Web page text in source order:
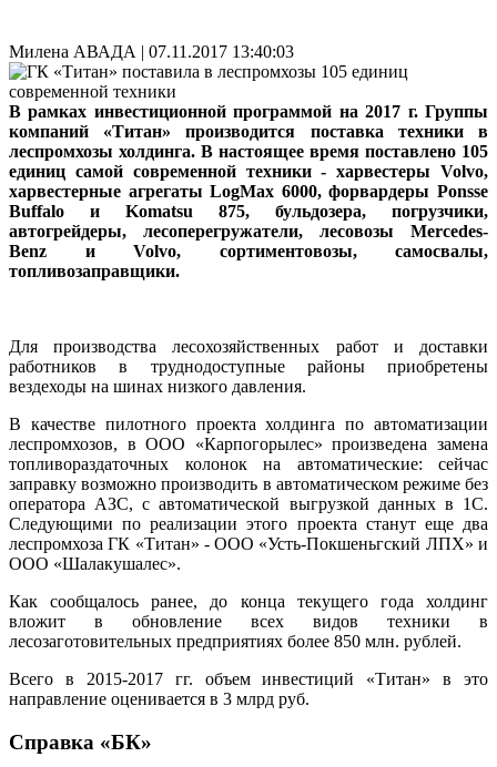
Милена АВАДА | 07.11.2017 13:40:03
В рамках инвестиционной программой на 2017 г. Группы
компаний «Титан» производится поставка техники в
леспромхозы холдинга. В настоящее время поставлено 105
единиц самой современной техники - харвестеры Volvo,
харвестерные агрегаты LogMax 6000, форвардеры Ponsse
Buffalo и Komatsu 875, бульдозера, погрузчики,
автогрейдеры, лесоперегружатели, лесовозы Mercedes-
Benz и Volvo, сортиментовозы, самосвалы,
топливозаправщики.
Для производства лесохозяйственных работ и доставки
работников в труднодоступные районы приобретены
вездеходы на шинах низкого давления.
В качестве пилотного проекта холдинга по автоматизации
леспромхозов, в ООО «Карпогорылес» произведена замена
топливораздаточных колонок на автоматические: сейчас
заправку возможно производить в автоматическом режиме без
оператора АЗС, с автоматической выгрузкой данных в 1С.
Следующими по реализации этого проекта станут еще два
леспромхоза ГК «Титан» - ООО «Усть-Покшеньгский ЛПХ» и
ООО «Шалакушалес».
Как сообщалось ранее, до конца текущего года холдинг
вложит в обновление всех видов техники в
лесозаготовительных предприятиях более 850 млн. рублей.
Всего в 2015-2017 гг. объем инвестиций «Титан» в это
направление оценивается в 3 млрд руб.
Справка «БК»